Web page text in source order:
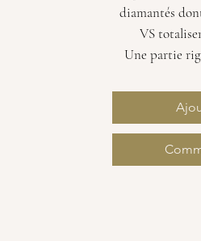
diamantés
VS
Une partie
Joli modèle
Mise à taille